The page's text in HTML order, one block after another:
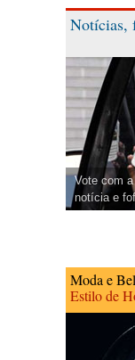
Notícias,
Vote com
notícia e
Moda e
Estilo de